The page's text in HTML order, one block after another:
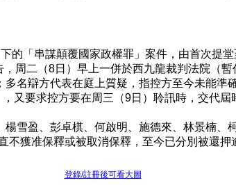
的「串謀顛覆國家政權罪」案件，由首次提
周二（8日）早上一併於西九龍裁判法院（
名辯方代表在庭上質疑，指控方至今未能
又要求控方要在周三（9日）聆訊時，交代屆
雪盈、彭卓棋、何啟明、施德來、林景楠
獲准保釋或被取消保釋，至今已分別被還押
登錄/註冊後可看大圖